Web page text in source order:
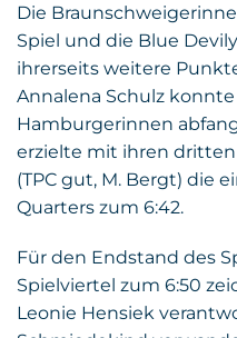
Die
Spiel und die Blue
ihrerseits weitere
Annalena Schulz
Hamburgerinnen
erzielte mit ihren dritten
(TPC gut, M. Bergt) die
Quarters zum 6:42.
Für den Endstand des
Spielviertel zum 6:50
Leonie Hensiek